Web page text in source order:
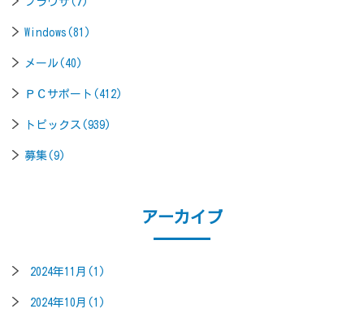
Windows(81)
メール(40)
ＰＣサポート(412)
トピックス(939)
募集(9)
アーカイブ
2024年11月(1)
2024年10月(1)